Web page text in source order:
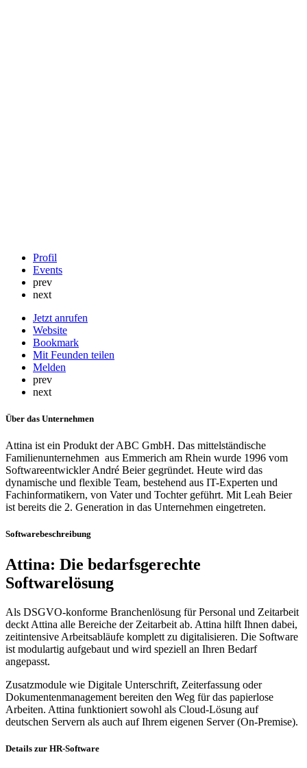
Profil
Events
prev
next
Jetzt anrufen
Website
Bookmark
Mit Feunden teilen
Melden
prev
next
Über das Unternehmen
Attina ist ein Produkt der ABC GmbH. Das mittelständische
Familienunternehmen aus Emmerich am Rhein wurde 1996 vom
Softwareentwickler André Beier gegründet. Heute wird das
dynamische und flexible Team, bestehend aus IT-Experten und
Fachinformatikern, von Vater und Tochter geführt. Mit Leah Beier
ist bereits die 2. Generation in das Unternehmen eingetreten.
Softwarebeschreibung
Attina: Die bedarfsgerechte
Softwarelösung
Als DSGVO-konforme Branchenlösung für Personal und Zeitarbeit
deckt Attina alle Bereiche der Zeitarbeit ab. Attina hilft Ihnen dabei,
zeitintensive Arbeitsabläufe komplett zu digitalisieren. Die Software
ist modulartig aufgebaut und wird speziell an Ihren Bedarf
angepasst.
Zusatzmodule wie Digitale Unterschrift, Zeiterfassung oder
Dokumentenmanagement bereiten den Weg für das papierlose
Arbeiten. Attina funktioniert sowohl als Cloud-Lösung auf
deutschen Servern als auch auf Ihrem eigenen Server (On-Premise).
Details zur HR-Software